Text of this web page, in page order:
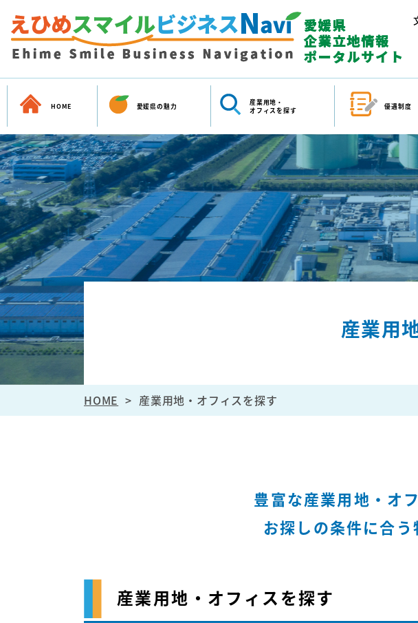
HOME 愛媛県の魅力
産業用地・
オフィスを探す
優遇制度
産業用
HOME 産業用地・オフィスを探す
豊富な産業用地・オ
お探しの条件に合う
産業用地・オフィスを探す